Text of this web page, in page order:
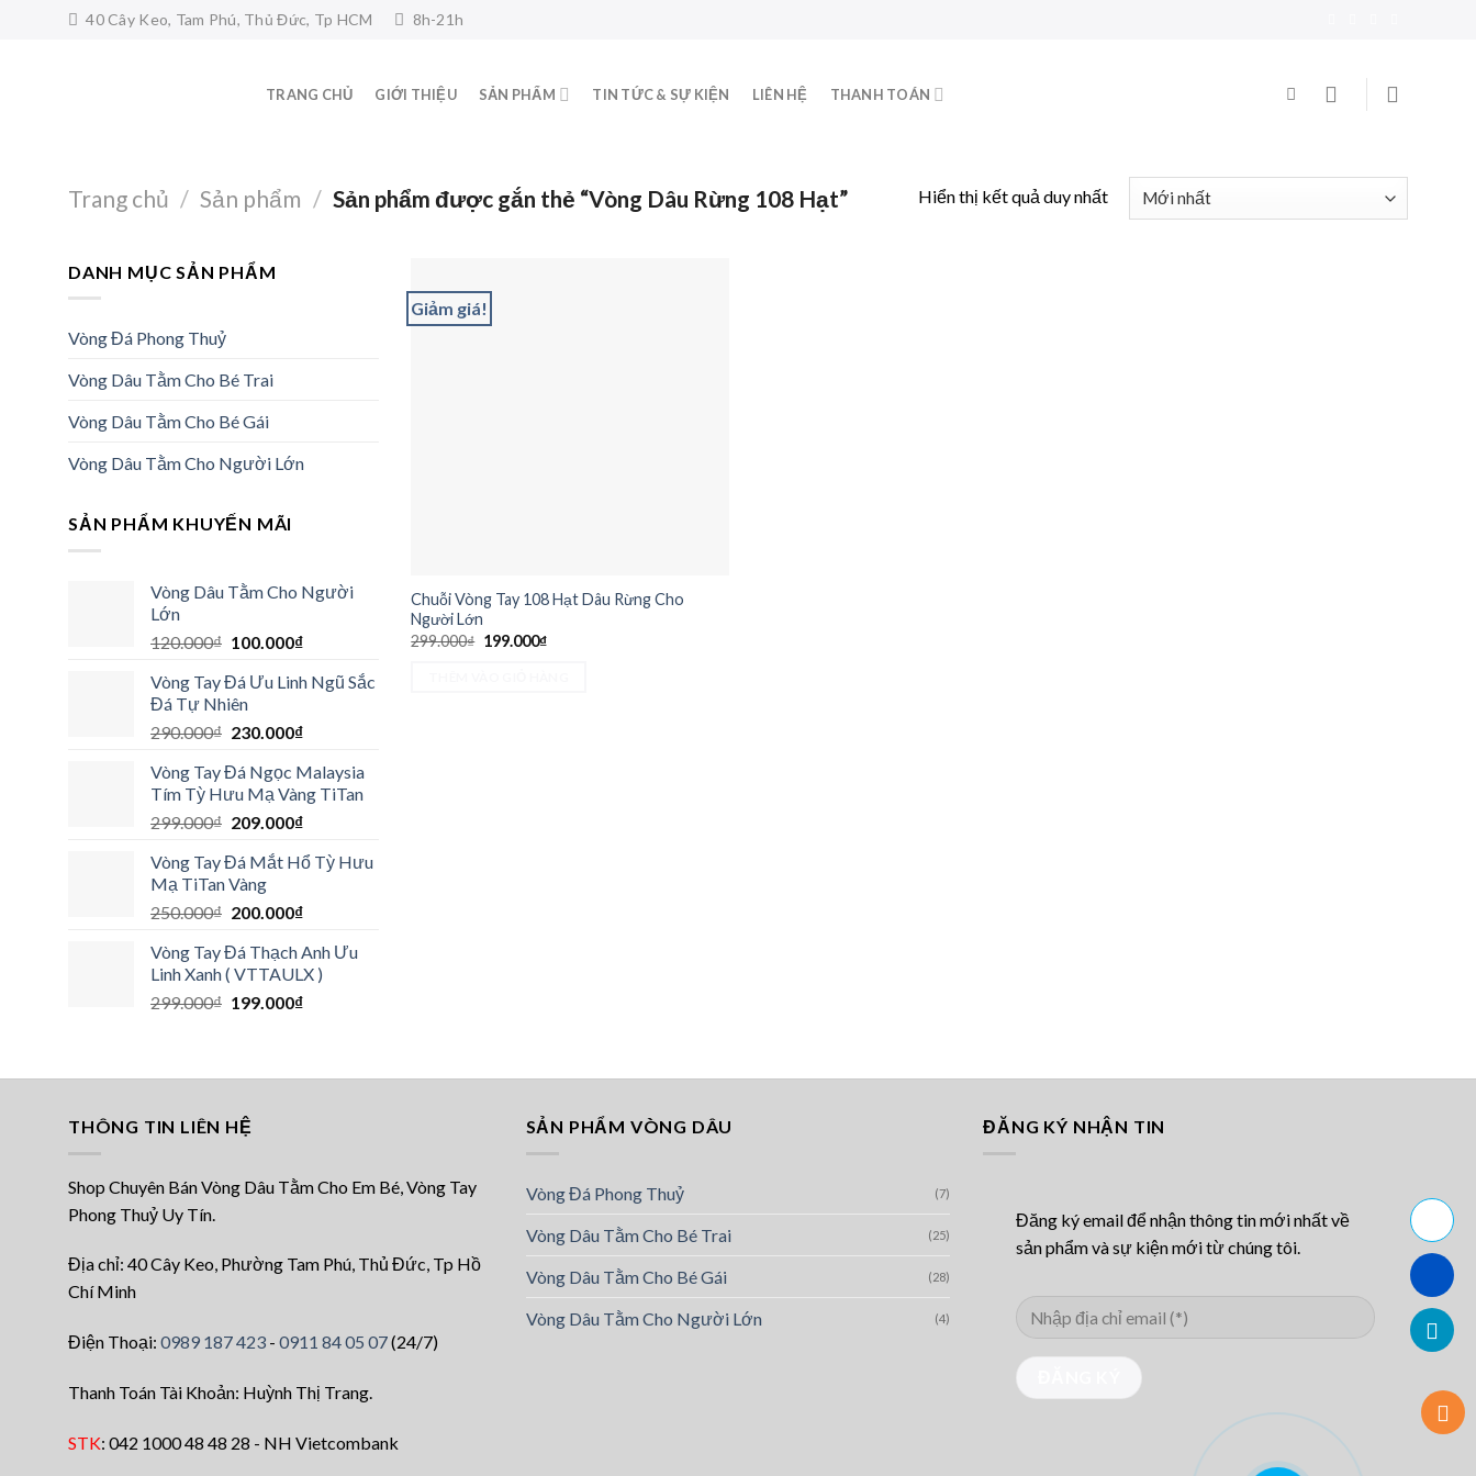
40 Cây Keo, Tam Phú, Thủ Đức, Tp HCM 8h-21h
TRANG CHỦ GIỚI THIỆU SẢN PHẨM TIN TỨC & SỰ KIỆN LIÊN HỆ THANH TOÁN
Trang chủ / Sản phẩm / Sản phẩm được gắn thẻ “Vòng Dâu Rừng 108 Hạt” Hiển thị kết quả duy nhất
DANH MỤC SẢN PHẨM
Vòng Đá Phong Thuỷ
Vòng Dâu Tằm Cho Bé Trai
Vòng Dâu Tằm Cho Bé Gái
Vòng Dâu Tằm Cho Người Lớn
SẢN PHẨM KHUYẾN MÃI
Vòng Dâu Tằm Cho Người
Lớn
120.000₫ Giá
là:
120.000₫.
100.000₫Giá
tại
100.000₫.
Vòng Tay Đá Ưu Linh Ngũ Sắc
Đá Tự Nhiên
290.000₫ Giá
là:
290.000₫.
230.000₫Giá
tại
là:
230.000₫.
Vòng Tay Đá Ngọc Malaysia
Tím Tỳ Hưu Mạ Vàng TiTan
299.000₫ Giá
là:
299.000₫.
209.000₫Giá
tại
209.000₫.
Vòng Tay Đá Mắt Hổ Tỳ Hưu
Mạ TiTan Vàng
250.000₫ Giá
là:
250.000₫.
200.000₫Giá
tại
là:
200.000₫.
Vòng Tay Đá Thạch Anh Ưu
Linh Xanh ( VTTAULX )
299.000₫ Giá
199.000₫Giá
Giảm giá!
Chuỗi Vòng Tay 108 Hạt Dâu Rừng Cho
Người Lớn
299.000₫ Giá
199.000₫Giá
THÔNG TIN LIÊN HỆ
Shop Chuyên Bán Vòng Dâu Tằm Cho Em Bé, Vòng Tay
Phong Thuỷ Uy Tín.
Địa chỉ: 40 Cây Keo, Phường Tam Phú, Thủ Đức, Tp Hồ
Chí Minh
Điện Thoại: 0989 187 423 - 0911 84 05 07(24/7)
Thanh Toán Tài Khoản: Huỳnh Thị Trang.
STK: 042 1000 48 48 28 - NH Vietcombank
SẢN PHẨM VÒNG DÂU
Vòng Đá Phong Thuỷ (7)
Vòng Dâu Tằm Cho Bé Trai (25)
Vòng Dâu Tằm Cho Bé Gái (28)
Vòng Dâu Tằm Cho Người Lớn (4)
ĐĂNG KÝ NHẬN TIN
Đăng ký email để nhận thông tin mới nhất về
sản phẩm và sự kiện mới từ chúng tôi.